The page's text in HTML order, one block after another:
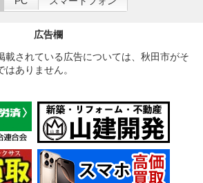
広告欄
載されている広告については、秋田市がそ
ありません。